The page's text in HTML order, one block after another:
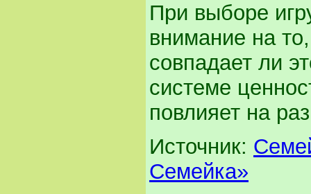
При выборе
внимание на
совпадает ли
системе
повлияет на
Источник:
Семейка»